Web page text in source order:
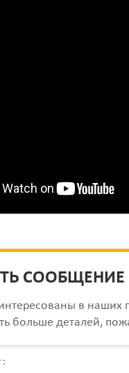
СООБЩЕНИЕ
в наших
больше деталей,
: